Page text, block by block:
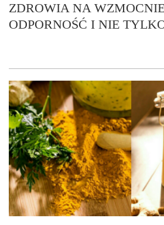
ZDROWIA NA
ODPORNOŚĆ I NIE